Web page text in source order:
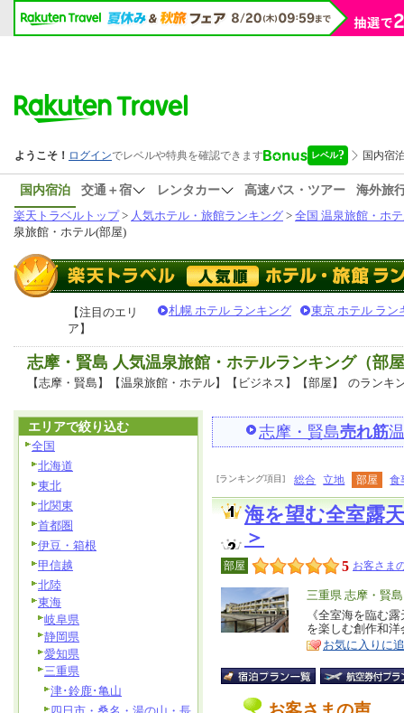
国内宿泊 交通＋宿 レンタカー 高速バス・ツアー
海外旅
楽天トラベルトップ> 人気ホテル・旅館ランキング > 全国 温泉旅館・ホ
泉旅館・ホテル(部屋)
【注目のエリ
ア】
札幌 ホテル ランキング 東京 ホテル ラン
志摩・賢島 人気温泉旅館・ホテルランキング（部
【志摩・賢島】【温泉旅館・ホテル】【ビジネス】【部屋】 のランキ
志摩・賢島売れ筋
[ランキング項目] 総合 立地 部屋 食
海を望む全室露
＞
部屋 5 お客さま
エ
リ
ア
三重県 志摩・賢島
特
徴
《全室海を臨む
を楽しむ創作和
お気に入りに
エリアで絞り込む
全国
北海道
東北
北関東
首都圏
伊豆・箱根
甲信越
北陸
東海
岐阜県
静岡県
愛知県
三重県
津･鈴鹿･亀山